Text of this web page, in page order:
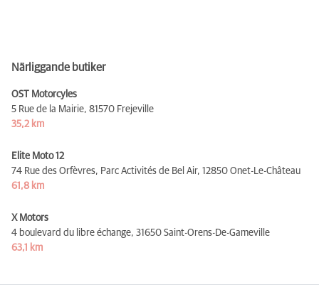
Närliggande butiker
OST Motorcyles
5 Rue de la Mairie, 81570 Frejeville
35,2 km
Elite Moto 12
74 Rue des Orfèvres, Parc Activités de Bel Air, 12850 Onet-Le-Château
61,8 km
X Motors
4 boulevard du libre échange, 31650 Saint-Orens-De-Gameville
63,1 km